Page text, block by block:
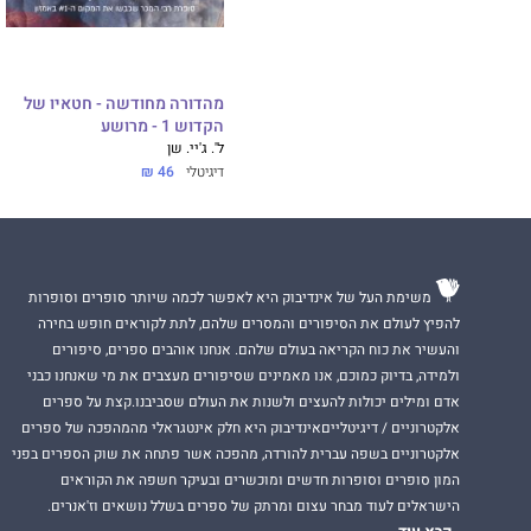
אחת־עשרה שנה
שלי מתהפכת,
הוא הורה יחיד
שלו. הוא לא פנוי
להרגיש.
טרנט רקסרות'
ולמרות הכול,
צריכה זה סקנדל,
בלגן.
מהדורה מחודשה - חטאיו של
הקדוש 1 - מרושע
ל'. ג'יי. שן
דיגיטלי 46 ₪
משימת העל של אינדיבוק היא לאפשר לכמה שיותר סופרים וסופרות
להפיץ לעולם את הסיפורים והמסרים שלהם, לתת לקוראים חופש בחירה
והעשיר את כוח הקריאה בעולם שלהם. אנחנו אוהבים ספרים, סיפורים
ולמידה, בדיוק כמוכם, אנו מאמינים שסיפורים מעצבים את מי שאנחנו כבני
אדם ומילים יכולות להעצים ולשנות את העולם שסביבנו.קצת על ספרים
אלקטרוניים / דיגיטלייםאינדיבוק היא חלק אינטגראלי מהמהפכה של ספרים
אלקטרוניים בשפה עברית להורדה, מהפכה אשר פתחה את שוק הספרים בפני
המון סופרים וסופרות חדשים ומוכשרים ובעיקר חשפה את הקוראים
הישראלים לעוד מבחר עצום ומרתק של ספרים בשלל נושאים וז'אנרים.